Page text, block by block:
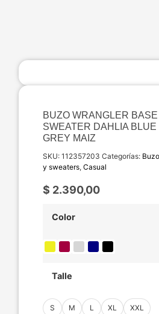
BUZO WRANGLER BASE
SWEATER DAHLIA
GREY MAIZ
SKU:112357203 Categorías:
y sweaters,Casual
$ 2.390,00
Color
Talle
S M L XL XXL